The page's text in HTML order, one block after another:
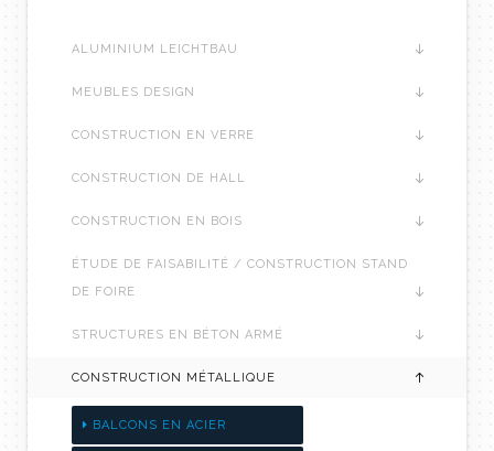
ALUMINIUM LEICHTBAU
MEUBLES DESIGN
CONSTRUCTION EN VERRE
CONSTRUCTION DE HALL
CONSTRUCTION EN BOIS
ÉTUDE DE FAISABILITÉ / CONSTRUCTION STAND
DE FOIRE
STRUCTURES EN BÉTON ARMÉ
CONSTRUCTION MÉTALLIQUE
BALCONS EN ACIER